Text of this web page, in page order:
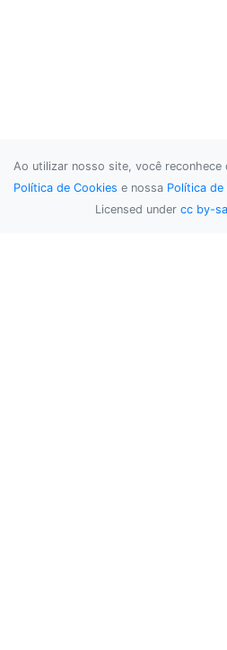
Ao utilizar nosso site, você reconhece
Política de Cookies e nossa Política de
Licensed under cc by-